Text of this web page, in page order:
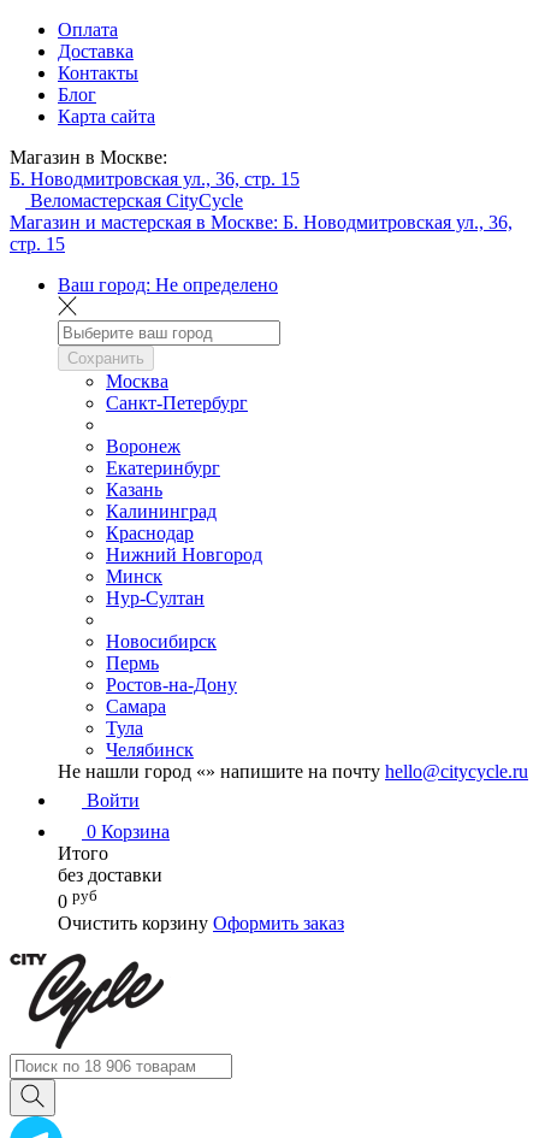
Оплата
Доставка
Контакты
Блог
Карта сайта
Магазин в Москве:
Б. Новодмитровская ул., 36, стр. 15
Веломастерская CityCycle
Магазин и мастерская в Москве: Б. Новодмитровская ул., 36,
стр. 15
Ваш город: Не определено
Сохранить
Москва
Санкт-Петербург
Воронеж
Екатеринбург
Казань
Калининград
Краснодар
Нижний Новгород
Минск
Нур-Султан
Новосибирск
Пермь
Ростов-на-Дону
Самара
Тула
Челябинск
Не нашли город «» напишите на почту hello@citycycle.ru
Войти
0 Корзина
Итого
без доставки
0 руб
Очистить корзину Оформить заказ